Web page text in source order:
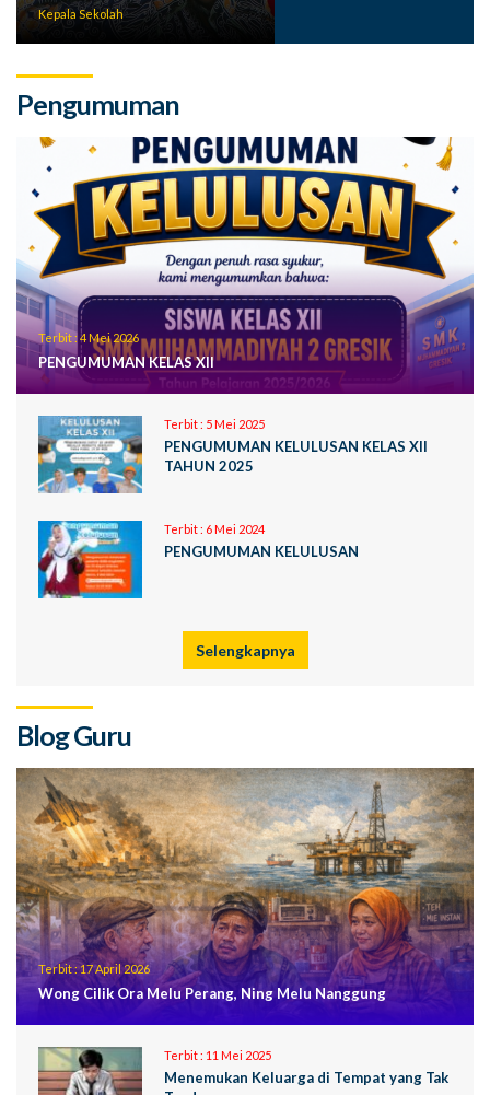
Kepala Sekolah
Pengumuman
Terbit : 4 Mei 2026
PENGUMUMAN KELAS XII
Terbit : 5 Mei 2025
PENGUMUMAN KELULUSAN KELAS XII
TAHUN 2025
Terbit : 6 Mei 2024
PENGUMUMAN KELULUSAN
Selengkapnya
Blog Guru
Terbit :17 April 2026
Wong Cilik Ora Melu Perang, Ning Melu Nanggung
Terbit : 11 Mei 2025
Menemukan Keluarga di Tempat yang Tak